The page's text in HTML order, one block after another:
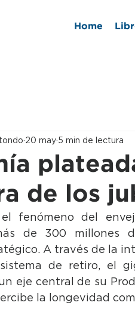
Home
de los
20 may 5 min de lectura
fenómeno del
de 300 millones
A través de la
de retiro, el
eje central de su
la longevidad